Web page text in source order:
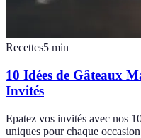
Recettes5 min
10 Idées de Gâteaux
Invités
Epatez vos invités avec nos
uniques pour chaque